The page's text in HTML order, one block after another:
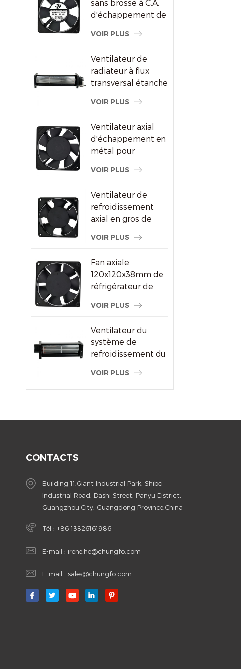
sans brosse à C.A.
d'échappement de
congélateur de
VOIR PLUS
Ventilateur de
radiateur à flux
transversal étanche
publicitaires
VOIR PLUS
Ventilateur axial
d'échappement en
métal pour
l'armoire à vin
VOIR PLUS
Ventilateur de
refroidissement
axial en gros de
courant alternatif
de machine à
souder
VOIR PLUS
Fan axiale
120x120x38mm de
réfrigérateur de
de haute
VOIR PLUS
Ventilateur du
système de
refroidissement du
transversal du
moteur électrique
VOIR PLUS
CONTACTS
Building 11,Giant Industrial Park, Shibei
Industrial Road, Dashi Street, Panyu District,
Guangzhou City, Guangdong Province,China
Tél : +86 13826161986
E-mail : irene.he@chungfo.com
E-mail : sales@chungfo.com